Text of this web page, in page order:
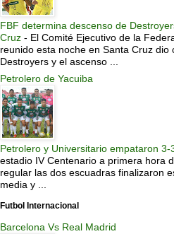
FBF determina descenso de
Cruz - El Comité Ejecutivo de la
reunido esta noche en Santa Cruz
Destroyers y el ascenso ...
Petrolero de Yacuiba
Petrolero y Universitario empataron
estadio IV Centenario a primera hora
regular las dos escuadras finalizaron
media y ...
Futbol Internacional
Barcelona Vs Real Madrid